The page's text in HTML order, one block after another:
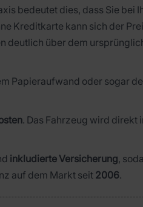
bedeutet dies, dass Sie bei
Kreditkarte kann sich der
deutlich über dem
Papieraufwand oder sogar
. Das Fahrzeug wird direkt
inkludierte Versicherung,
auf dem Markt seit 2006.